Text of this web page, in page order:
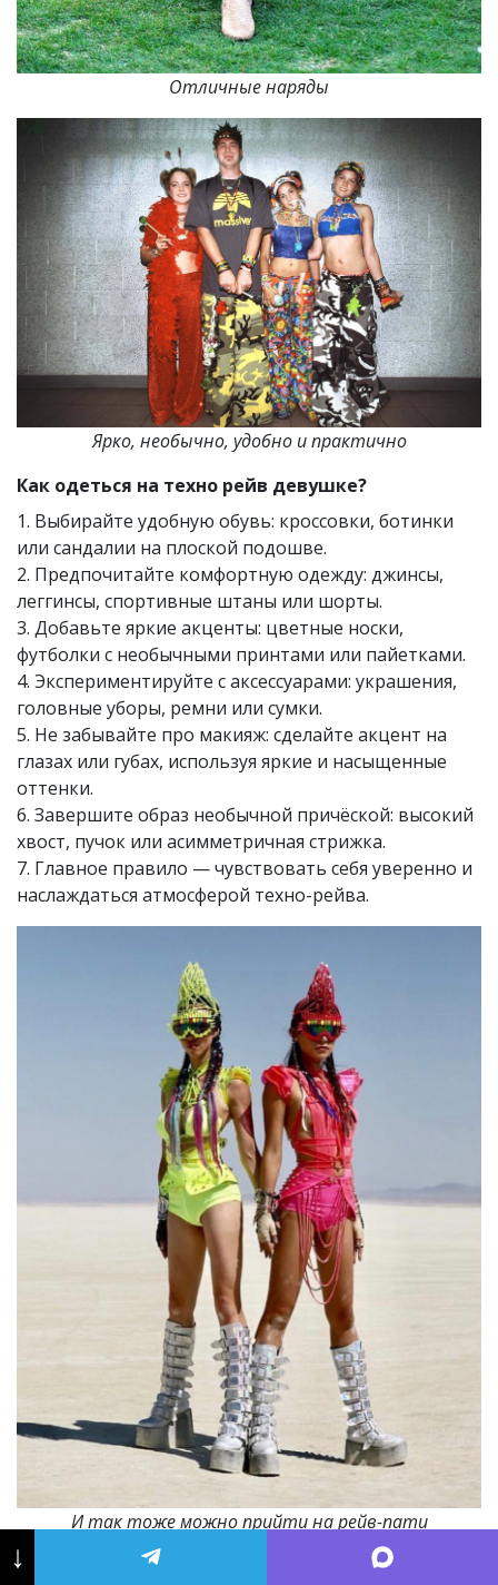
Отличные наряды
Ярко, необычно, удобно и практично
Как одеться на техно рейв девушке?
1. Выбирайте удобную обувь: кроссовки, ботинки
или сандалии на плоской подошве.
2. Предпочитайте комфортную одежду: джинсы,
леггинсы, спортивные штаны или шорты.
3. Добавьте яркие акценты: цветные носки,
футболки с необычными принтами или пайетками.
4. Экспериментируйте с аксессуарами: украшения,
головные уборы, ремни или сумки.
5. Не забывайте про макияж: сделайте акцент на
глазах или губах, используя яркие и насыщенные
оттенки.
6. Завершите образ необычной причёской: высокий
хвост, пучок или асимметричная стрижка.
7. Главное правило — чувствовать себя уверенно и
наслаждаться атмосферой техно-рейва.
И так тоже можно прийти на рейв-пати
↓